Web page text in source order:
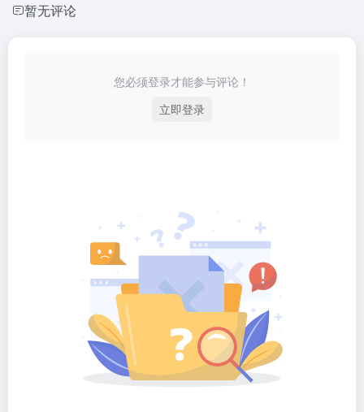
暂无评论
您必须登录才能参与评论！
立即登录